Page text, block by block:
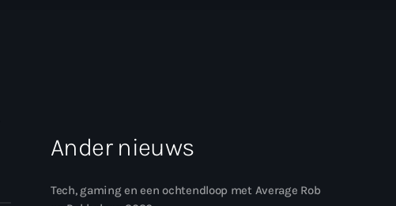
Ander nieuws
Tech, gaming en een ochtendloop met Average Rob